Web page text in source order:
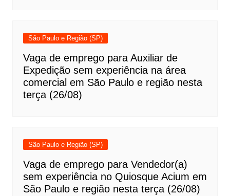
São Paulo e Região (SP)
Vaga de emprego para Auxiliar de
Expedição sem experiência na área
comercial em São Paulo e região nesta
terça (26/08)
São Paulo e Região (SP)
Vaga de emprego para Vendedor(a)
sem experiência no Quiosque Acium em
São Paulo e região nesta terça (26/08)